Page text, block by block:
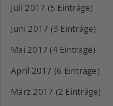
Juli 2017 (5 Einträge)
Juni 2017 (3 Einträge)
Mai 2017 (4 Einträge)
April 2017 (6 Einträge)
März 2017 (2 Einträge)